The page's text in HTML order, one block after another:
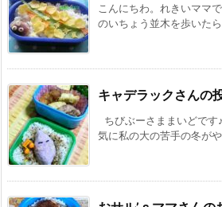
こんにちわ。れきいママ
のいちょう並木を歩いた
キャデラックさんの
ちびぶーさままいどで
気に私の大の苦手の冬が